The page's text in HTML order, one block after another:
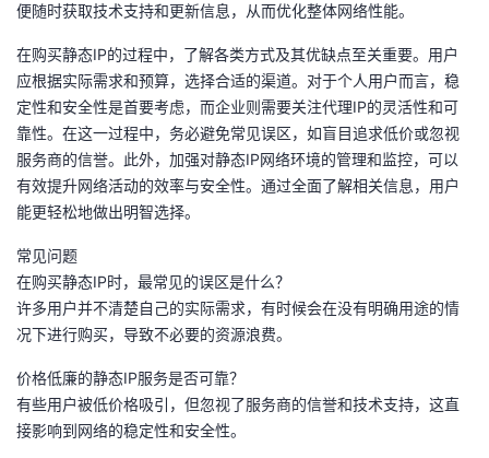
便随时获取技术支持和更新信息，从而优化整体网络性能。
在购买静态IP的过程中，了解各类方式及其优缺点至关重要。用户
应根据实际需求和预算，选择合适的渠道。对于个人用户而言，稳
定性和安全性是首要考虑，而企业则需要关注代理IP的灵活性和可
靠性。在这一过程中，务必避免常见误区，如盲目追求低价或忽视
服务商的信誉。此外，加强对静态IP网络环境的管理和监控，可以
有效提升网络活动的效率与安全性。通过全面了解相关信息，用户
能更轻松地做出明智选择。
常见问题
在购买静态IP时，最常见的误区是什么？
许多用户并不清楚自己的实际需求，有时候会在没有明确用途的情
况下进行购买，导致不必要的资源浪费。
价格低廉的静态IP服务是否可靠？
有些用户被低价格吸引，但忽视了服务商的信誉和技术支持，这直
接影响到网络的稳定性和安全性。